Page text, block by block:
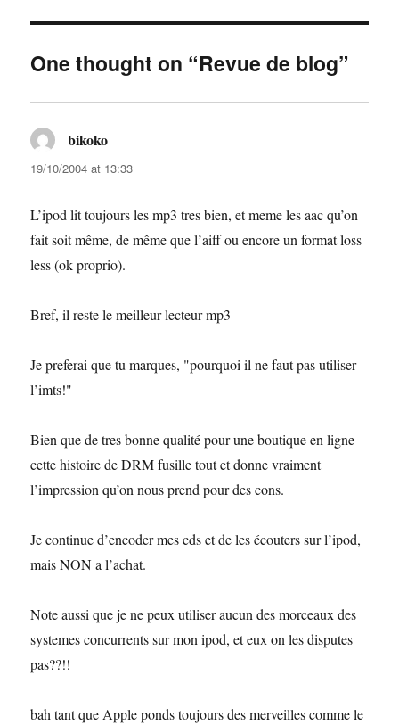
One thought on “Revue de blog”
bikoko
19/10/2004 at 13:33
L’ipod lit toujours les mp3 tres bien, et meme les aac qu’on
fait soit même, de même que l’aiff ou encore un format loss
less (ok proprio).
Bref, il reste le meilleur lecteur mp3
Je preferai que tu marques, "pourquoi il ne faut pas utiliser
l’imts!"
Bien que de tres bonne qualité pour une boutique en ligne
cette histoire de DRM fusille tout et donne vraiment
l’impression qu’on nous prend pour des cons.
Je continue d’encoder mes cds et de les écouters sur l’ipod,
mais NON a l’achat.
Note aussi que je ne peux utiliser aucun des morceaux des
systemes concurrents sur mon ipod, et eux on les disputes
pas??!!
bah tant que Apple ponds toujours des merveilles comme le